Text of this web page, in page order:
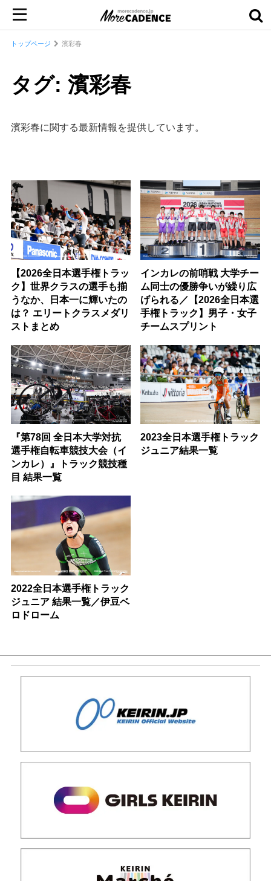
トップページ 濱彩春
タグ: 濱彩春
濱彩春に関する最新情報を提供しています。
【2026全日本選手権トラッ
ク】世界クラスの選手も揃
うなか、日本一に輝いたの
は？ エリートクラスメダリ
ストまとめ
インカレの前哨戦 大学チー
ム同士の優勝争いが繰り広
げられる／【2026全日本選
手権トラック】男子・女子
チームスプリント
『第78回 全日本大学対抗
選手権自転車競技大会（イ
ンカレ）』トラック競技種
目 結果一覧
2023全日本選手権トラック
ジュニア結果一覧
2022全日本選手権トラック
ジュニア 結果一覧／伊豆ベ
ロドローム